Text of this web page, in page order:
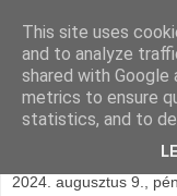
blogjava
2024. augusztus 9.,
This site uses
and to analyze
shared with
metrics to ensure
statistics, and to